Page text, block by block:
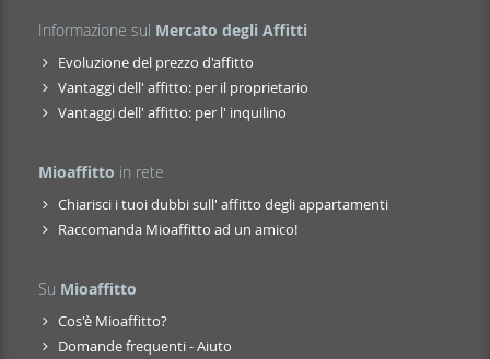
Informazione sul Mercato degli Affitti
Evoluzione del prezzo d'affitto
Vantaggi dell' affitto: per il proprietario
Vantaggi dell' affitto: per l' inquilino
Mioaffitto in rete
Chiarisci i tuoi dubbi sull' affitto degli appartamenti
Raccomanda Mioaffitto ad un amico!
Su Mioaffitto
Cos'è Mioaffitto?
Domande frequenti - Aiuto